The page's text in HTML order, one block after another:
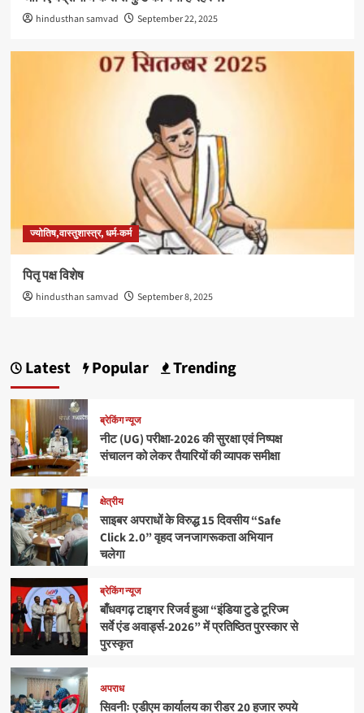
hindusthan samvad September 22, 2025
ज्योतिष,वास्तुशास्त्र, धर्म-कर्म
पितृ पक्ष विशेष
hindusthan samvad September 8, 2025
Latest Popular Trending
ब्रेकिंग न्यूज
नीट (UG) परीक्षा-2026 की सुरक्षा एवं निष्पक्ष
संचालन को लेकर तैयारियों की व्यापक समीक्षा
क्षेत्रीय
साइबर अपराधों के विरुद्ध 15 दिवसीय “Safe
Click 2.0” वृहद जनजागरूकता अभियान
चलेगा
ब्रेकिंग न्यूज
बाँधवगढ़ टाइगर रिजर्व हुआ “इंडिया टुडे टूरिज्म
सर्वे एंड अवार्ड्स-2026” में प्रतिष्ठित पुरस्कार से
पुरस्कृत
अपराध
सिवनीः एडीएम कार्यालय का रीडर 20 हजार रुपये